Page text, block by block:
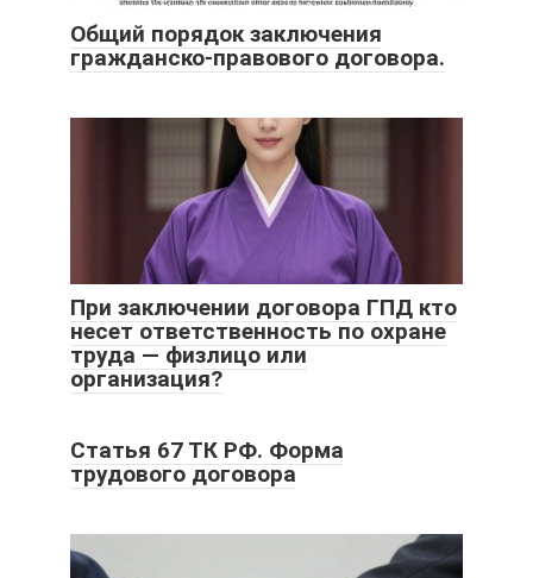
Общий порядок заключения
гражданско-правового договора.
При заключении договора ГПД кто
несет ответственность по охране
труда — физлицо или
организация?
Статья 67 ТК РФ. Форма
трудового договора